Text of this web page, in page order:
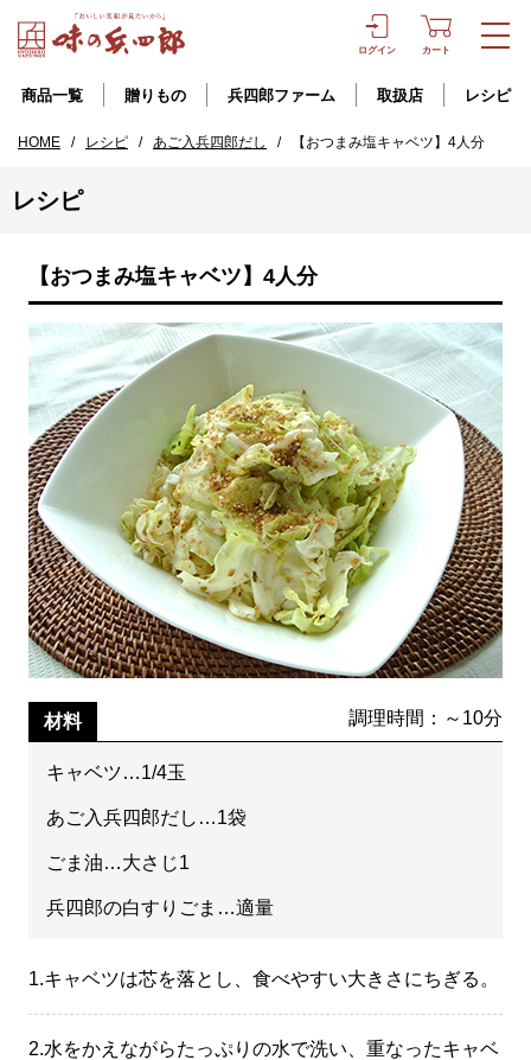
ログイン カート
商品一覧 贈りもの 兵四郎ファーム 取扱店 レシピ
HOME / レシピ / あご入兵四郎だし / 【おつまみ塩キャベツ】4人分
レシピ
【おつまみ塩キャベツ】4人分
材料 調理時間：～10分
キャベツ…1/4玉
あご入兵四郎だし…1袋
ごま油…大さじ1
兵四郎の白すりごま…適量
1.キャベツは芯を落とし、食べやすい大きさにちぎる。
2.水をかえながらたっぷりの水で洗い、重なったキャベ